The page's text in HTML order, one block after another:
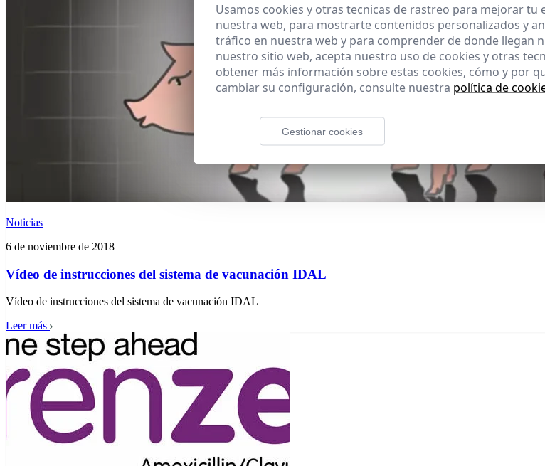
Noticias
6 de noviembre de 2018
Vídeo de instrucciones del sistema de vacunación IDAL
Vídeo de instrucciones del sistema de vacunación IDAL
Leer más
Usamos cookies y otras tecnicas de rastreo para mejorar tu
nuestra web, para mostrarte contenidos personalizados y
tráfico en nuestra web y para comprender de donde llegan
nuestro sitio web, acepta nuestro uso de cookies y otras
obtener más información sobre estas cookies, cómo y por
cambiar su configuración, consulte nuestra política de
Gestionar cookies